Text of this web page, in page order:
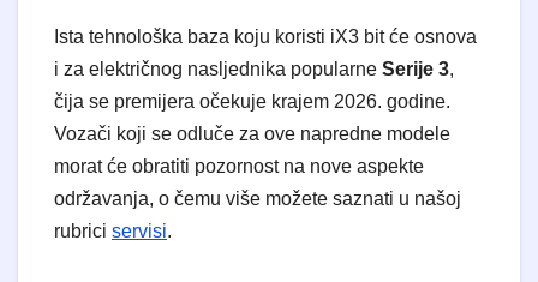
Ista tehnološka baza koju koristi iX3 bit će osnova
i za električnog nasljednika popularne Serije 3,
čija se premijera očekuje krajem 2026. godine.
Vozači koji se odluče za ove napredne modele
morat će obratiti pozornost na nove aspekte
održavanja, o čemu više možete saznati u našoj
rubrici servisi.